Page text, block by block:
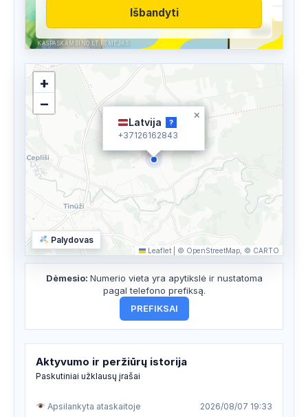
KASPASKAMBINO.LT RĖMĖJAS
Išbandyti
Latvija ?
+37126162843
×
+
−
Leaflet © OpenStreetMap, © CARTO
Palydovas
Dėmesio: Numerio vieta yra apytikslė ir nustatoma
pagal telefono prefiksą.
PREFIKSAI
Aktyvumo ir peržiūrų istorija
Paskutiniai užklausų įrašai
Apsilankyta ataskaitoje 2026/08/07 19:33